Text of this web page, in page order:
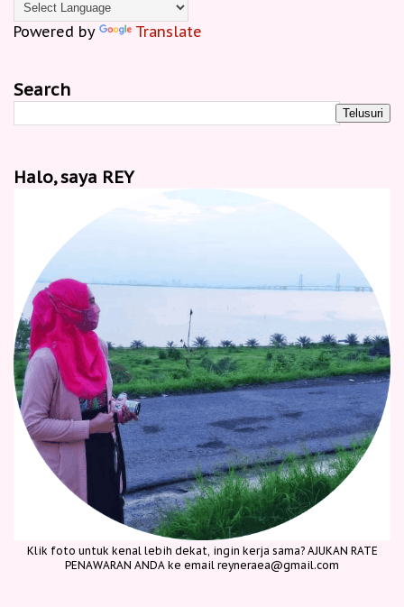
Powered by Translate
Search
Halo, saya REY
Klik foto untuk kenal lebih dekat, ingin kerja sama? AJUKAN RATE
PENAWARAN ANDA ke email reyneraea@gmail.com